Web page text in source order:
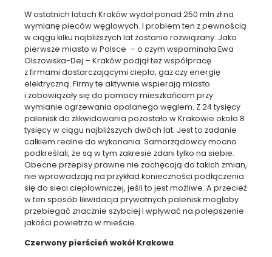
W ostatnich latach Kraków wydał ponad 250 mln zł na
wymianę pieców węglowych. I problem ten z pewnością
w ciągu kilku najbliższych lat zostanie rozwiązany. Jako
pierwsze miasto w Polsce – o czym wspominała Ewa
Olszowska-Dej – Kraków podjął też współpracę
z firmami dostarczającymi ciepło, gaz czy energię
elektryczną. Firmy te aktywnie wspierają miasto
i zobowiązały się do pomocy mieszkańcom przy
wymianie ogrzewania opalanego węglem. Z 24 tysięcy
palenisk do zlikwidowania pozostało w Krakowie około 8
tysięcy w ciągu najbliższych dwóch lat. Jest to zadanie
całkiem realne do wykonania. Samorządowcy mocno
podkreślali, że są w tym zakresie zdani tylko na siebie.
Obecne przepisy prawne nie zachęcają do takich zmian,
nie wprowadzają na przykład konieczności podłączenia
się do sieci ciepłowniczej, jeśli to jest możliwe. A przecież
w ten sposób likwidacja prywatnych palenisk mogłaby
przebiegać znacznie szybciej i wpływać na polepszenie
jakości powietrza w mieście.
Czerwony pierścień wokół Krakowa